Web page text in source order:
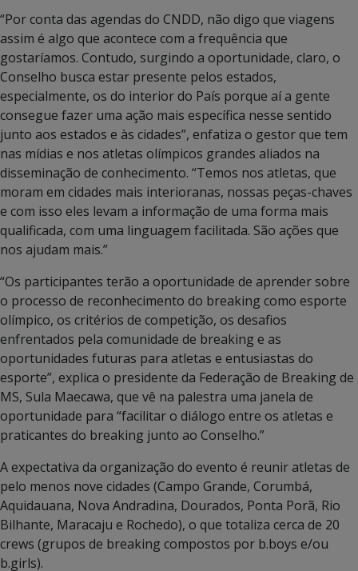
“Por conta das agendas do CNDD, não digo que viagens
assim é algo que acontece com a frequência que
gostaríamos. Contudo, surgindo a oportunidade, claro, o
Conselho busca estar presente pelos estados,
especialmente, os do interior do País porque aí a gente
consegue fazer uma ação mais específica nesse sentido
junto aos estados e às cidades”, enfatiza o gestor que tem
nas mídias e nos atletas olímpicos grandes aliados na
disseminação de conhecimento. “Temos nos atletas, que
moram em cidades mais interioranas, nossas peças-chaves
e com isso eles levam a informação de uma forma mais
qualificada, com uma linguagem facilitada. São ações que
nos ajudam mais.”
“Os participantes terão a oportunidade de aprender sobre
o processo de reconhecimento do breaking como esporte
olímpico, os critérios de competição, os desafios
enfrentados pela comunidade de breaking e as
oportunidades futuras para atletas e entusiastas do
esporte”, explica o presidente da Federação de Breaking de
MS, Sula Maecawa, que vê na palestra uma janela de
oportunidade para “facilitar o diálogo entre os atletas e
praticantes do breaking junto ao Conselho.”
A expectativa da organização do evento é reunir atletas de
pelo menos nove cidades (Campo Grande, Corumbá,
Aquidauana, Nova Andradina, Dourados, Ponta Porã, Rio
Bilhante, Maracaju e Rochedo), o que totaliza cerca de 20
crews (grupos de breaking compostos por b.boys e/ou
b.girls).